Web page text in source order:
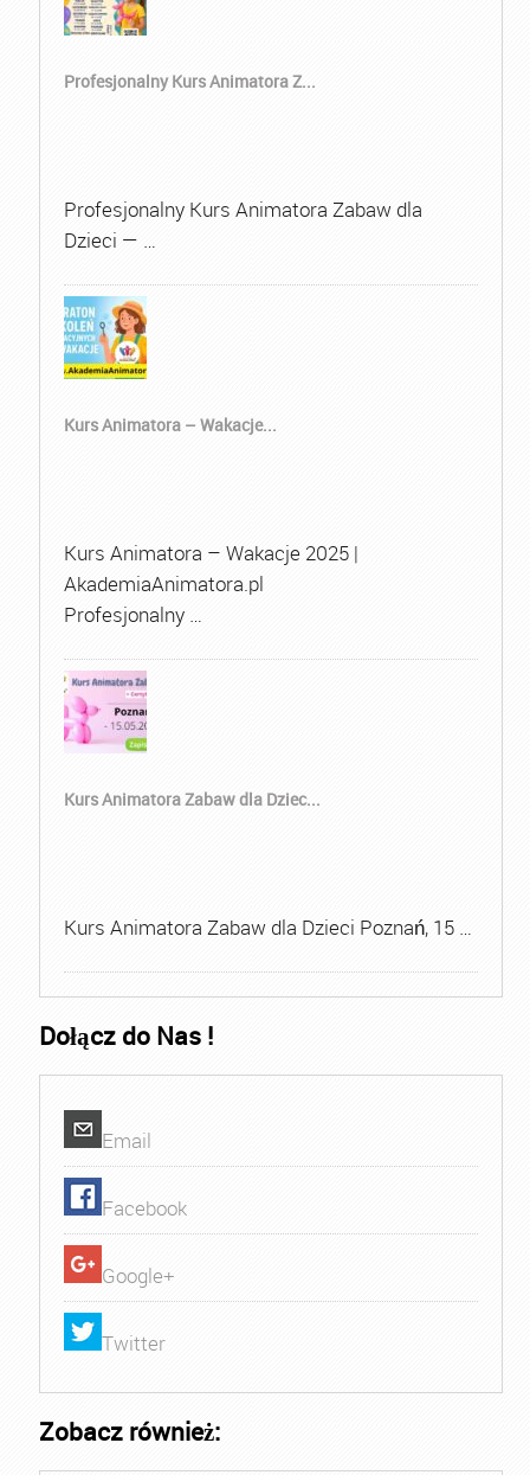
Profesjonalny Kurs Animatora Z...
Profesjonalny Kurs Animatora Zabaw dla
Dzieci — …
Kurs Animatora – Wakacje...
Kurs Animatora – Wakacje 2025 |
AkademiaAnimatora.pl
Profesjonalny …
Kurs Animatora Zabaw dla Dziec...
Kurs Animatora Zabaw dla Dzieci Poznań, 15 …
Dołącz do Nas !
Email
Facebook
Google+
Twitter
Zobacz również: